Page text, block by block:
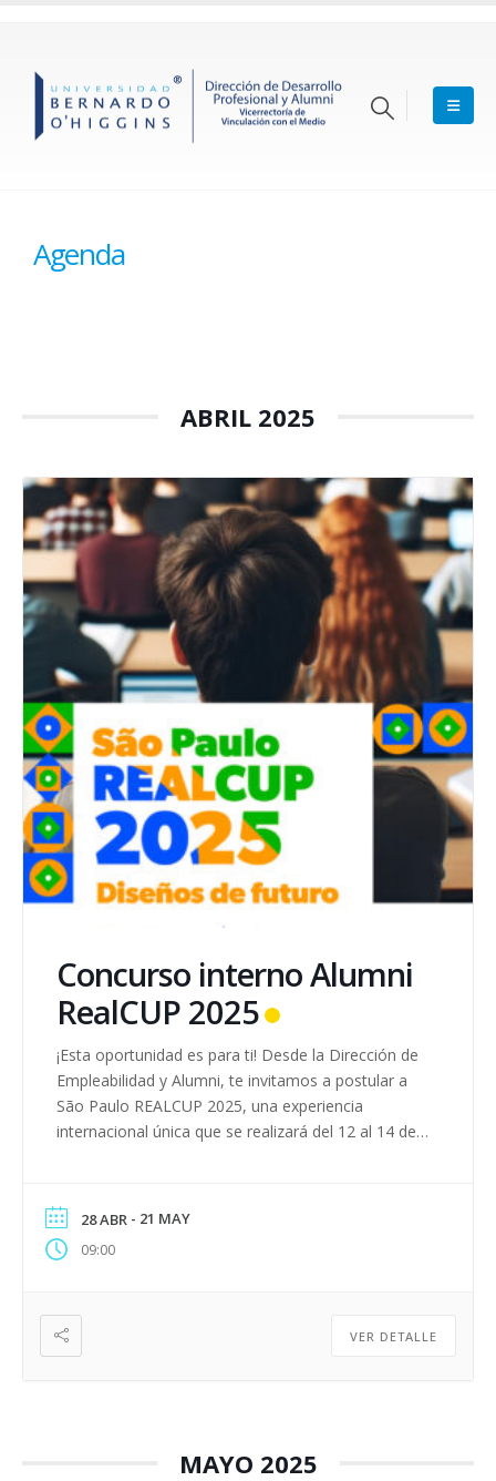
Agenda
ABRIL 2025
Concurso interno Alumni
RealCUP 2025
¡Esta oportunidad es para ti! Desde la Dirección de
Empleabilidad y Alumni, te invitamos a postular a
São Paulo REALCUP 2025, una experiencia
internacional única que se realizará del 12 al 14 de
Bernardo O’Higgins, está dirigida a nuestros y
nuestras Alumni con […]
28 ABR - 21 MAY
09:00
VER DETALLE
MAYO 2025